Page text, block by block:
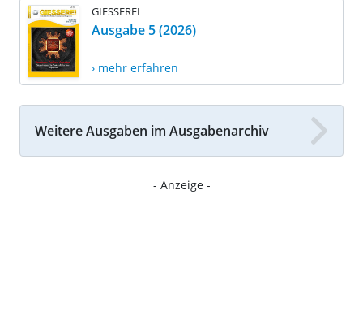
GIESSEREI
Ausgabe 5 (2026)
› mehr erfahren
Weitere Ausgaben im Ausgabenarchiv
- Anzeige -